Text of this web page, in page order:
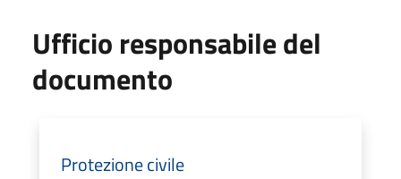
Ufficio responsabile del
documento
Protezione civile